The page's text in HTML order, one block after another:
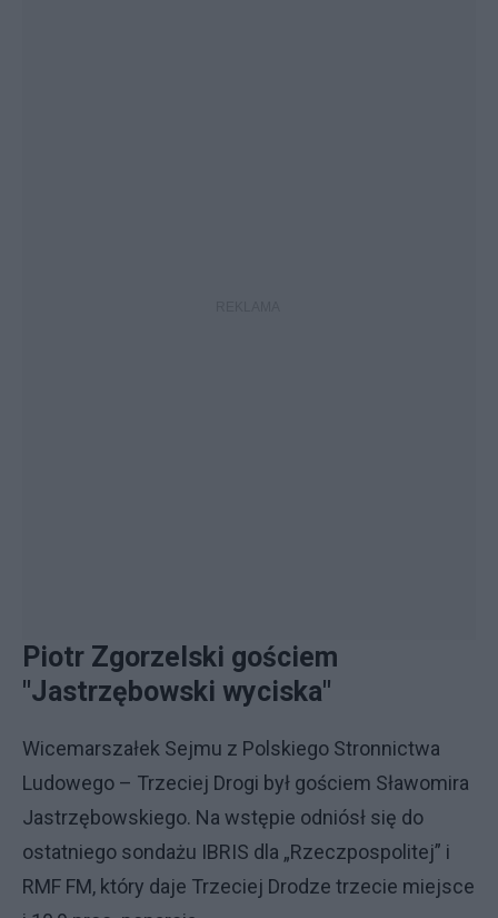
Piotr Zgorzelski gościem
"Jastrzębowski wyciska"
Wicemarszałek Sejmu z Polskiego Stronnictwa
Ludowego – Trzeciej Drogi był gościem Sławomira
Jastrzębowskiego. Na wstępie odniósł się do
ostatniego sondażu IBRIS dla „Rzeczpospolitej” i
RMF FM, który daje Trzeciej Drodze trzecie miejsce